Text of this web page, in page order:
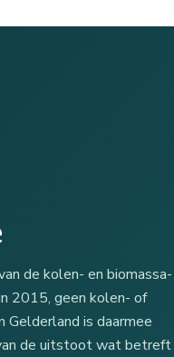
de kolen- en biomassa-
2015, geen kolen- of
Gelderland is daarmee
de uitstoot wat betreft